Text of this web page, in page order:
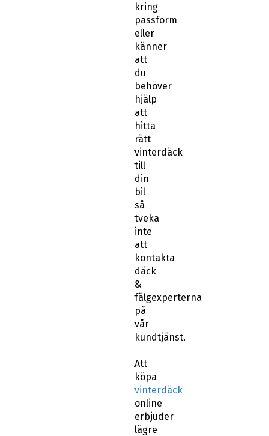
kring
passform
eller
känner
att
du
behöver
hjälp
att
hitta
rätt
vinterdäck
till
din
bil
så
tveka
inte
att
kontakta
däck
&
fälgexperterna
på
vår
kundtjänst.
Att
köpa
vinterdäck
online
erbjuder
lägre